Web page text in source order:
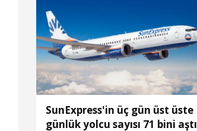
SunExpress'in üç gün üst üste
günlük yolcu sayısı 71 bini aştı